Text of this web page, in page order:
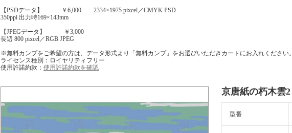
【PSDデータ】 ￥6,000 2334×1975 pixcel／CMYK PSD
350ppi 出力時169×143mm
【JPEGデータ】 ￥3,000
長辺 800 pixcel／RGB JPEG
※無料カンプをご希望の方は、データ形式より「無料カンプ」をお選びいただきカートにお入れください。
ライセンス種別：ロイヤリティフリー
使用許諾約款： 使用許諾約款を確認
京唐紙の朽木雲2
型番